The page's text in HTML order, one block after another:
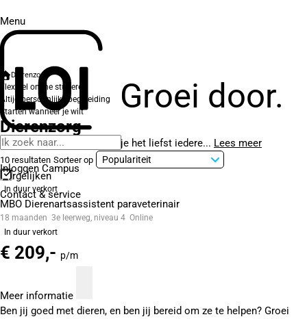
Menu
Groei door.
Inloggen Campus
Contact& service
Dierenzorg
Flexibel online studeren
Altijd persoonlijke begeleiding
Starten wanneer je wilt
Dierenzorg
Houd je van dieren en zou je het liefst iedere... Lees meer
10 resultaten Sorteer op
Vergelijken
In duur verkort
MBO Dierenartsassistent paraveterinair
18 maanden 3e leerweg, niveau 4 Online
In duur verkort
€ 209,- p/m
Meer informatie
Ben jij goed met dieren, en ben jij bereid om ze te helpen? Groei